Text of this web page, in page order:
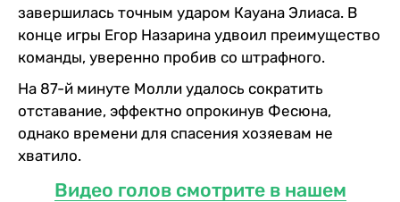
завершилась точным ударом Кауана Элиаса. В
конце игры Егор Назарина удвоил преимущество
команды, уверенно пробив со штрафного.
На 87-й минуте Молли удалось сократить
отставание, эффектно опрокинув Фесюна,
однако времени для спасения хозяевам не
хватило.
Видео голов смотрите в нашем